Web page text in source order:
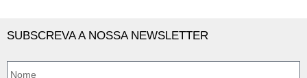
SUBSCREVA A NOSSA NEWSLETTER